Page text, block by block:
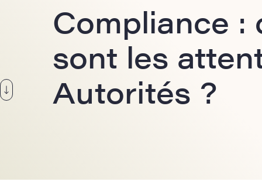
Compliance :
sont les
Autorités ?